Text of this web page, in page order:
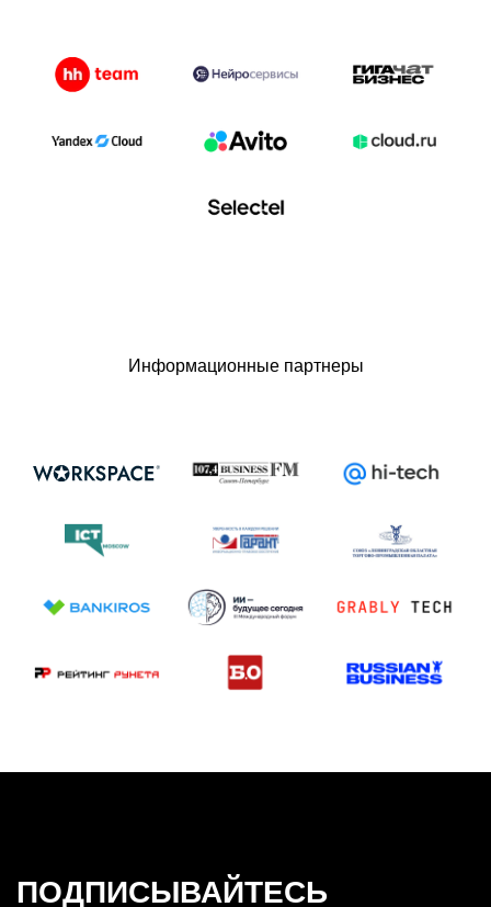
Информационные партнеры